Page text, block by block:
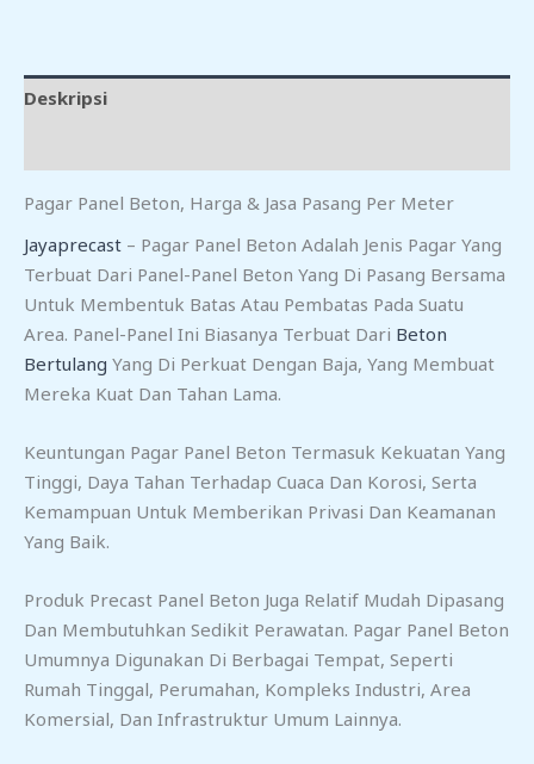
Deskripsi
Pagar Panel Beton, Harga & Jasa Pasang Per Meter
Jayaprecast – Pagar Panel Beton Adalah Jenis Pagar Yang
Terbuat Dari Panel-Panel Beton Yang Di Pasang Bersama
Untuk Membentuk Batas Atau Pembatas Pada Suatu
Area. Panel-Panel Ini Biasanya Terbuat Dari Beton
Bertulang Yang Di Perkuat Dengan Baja, Yang Membuat
Mereka Kuat Dan Tahan Lama.
Keuntungan Pagar Panel Beton Termasuk Kekuatan Yang
Tinggi, Daya Tahan Terhadap Cuaca Dan Korosi, Serta
Kemampuan Untuk Memberikan Privasi Dan Keamanan
Yang Baik.
Produk Precast Panel Beton Juga Relatif Mudah Dipasang
Dan Membutuhkan Sedikit Perawatan. Pagar Panel Beton
Umumnya Digunakan Di Berbagai Tempat, Seperti
Rumah Tinggal, Perumahan, Kompleks Industri, Area
Komersial, Dan Infrastruktur Umum Lainnya.